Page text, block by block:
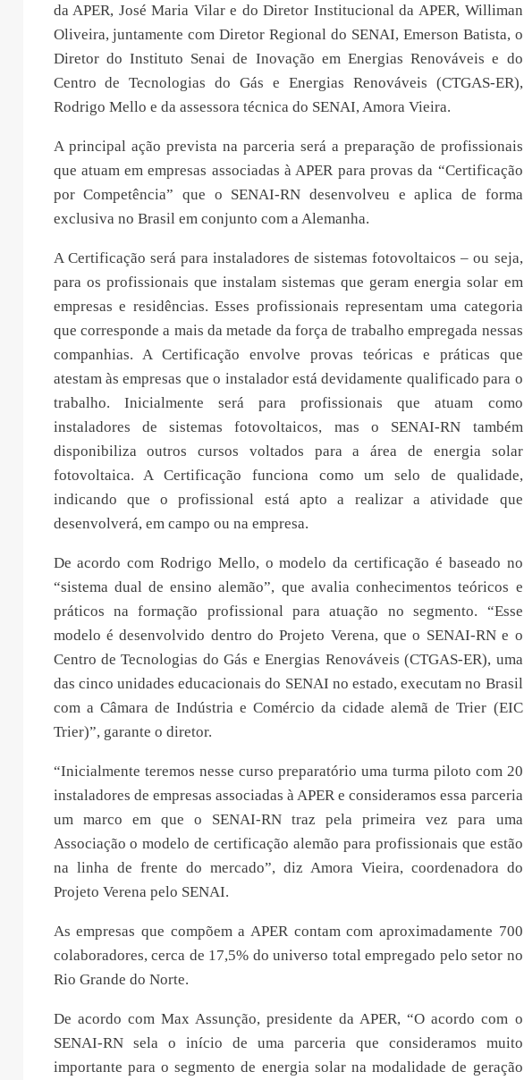
da APER, José Maria Vilar e do Diretor Institucional da APER, Williman
Oliveira, juntamente com Diretor Regional do SENAI, Emerson Batista, o
Diretor do Instituto Senai de Inovação em Energias Renováveis e do
Centro de Tecnologias do Gás e Energias Renováveis (CTGAS-ER),
Rodrigo Mello e da assessora técnica do SENAI, Amora Vieira.
A principal ação prevista na parceria será a preparação de profissionais
que atuam em empresas associadas à APER para provas da “Certificação
por Competência” que o SENAI-RN desenvolveu e aplica de forma
exclusiva no Brasil em conjunto com a Alemanha.
A Certificação será para instaladores de sistemas fotovoltaicos – ou seja,
para os profissionais que instalam sistemas que geram energia solar em
empresas e residências. Esses profissionais representam uma categoria
que corresponde a mais da metade da força de trabalho empregada nessas
companhias. A Certificação envolve provas teóricas e práticas que
atestam às empresas que o instalador está devidamente qualificado para o
trabalho. Inicialmente será para profissionais que atuam como
instaladores de sistemas fotovoltaicos, mas o SENAI-RN também
disponibiliza outros cursos voltados para a área de energia solar
fotovoltaica. A Certificação funciona como um selo de qualidade,
indicando que o profissional está apto a realizar a atividade que
desenvolverá, em campo ou na empresa.
De acordo com Rodrigo Mello, o modelo da certificação é baseado no
“sistema dual de ensino alemão”, que avalia conhecimentos teóricos e
práticos na formação profissional para atuação no segmento. “Esse
modelo é desenvolvido dentro do Projeto Verena, que o SENAI-RN e o
Centro de Tecnologias do Gás e Energias Renováveis (CTGAS-ER), uma
das cinco unidades educacionais do SENAI no estado, executam no Brasil
com a Câmara de Indústria e Comércio da cidade alemã de Trier (EIC
Trier)”, garante o diretor.
“Inicialmente teremos nesse curso preparatório uma turma piloto com 20
instaladores de empresas associadas à APER e consideramos essa parceria
um marco em que o SENAI-RN traz pela primeira vez para uma
Associação o modelo de certificação alemão para profissionais que estão
na linha de frente do mercado”, diz Amora Vieira, coordenadora do
Projeto Verena pelo SENAI.
As empresas que compõem a APER contam com aproximadamente 700
colaboradores, cerca de 17,5% do universo total empregado pelo setor no
Rio Grande do Norte.
De acordo com Max Assunção, presidente da APER, “O acordo com o
SENAI-RN sela o início de uma parceria que consideramos muito
importante para o segmento de energia solar na modalidade de geração